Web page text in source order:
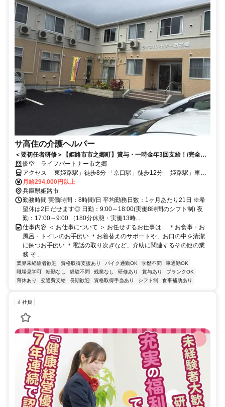
サ高住の介護ヘルパー
＜要初任者研修＞【姫路市市之郷町】賞与・一時金年3回支給！/完全週
休二日制/上場企業グループの介護ヘルパー社員
優空 ライフパートナー市之郷
アクセス 「東姫路駅」徒歩8分 「京口駅」徒歩12分 「姫路駅」車で6
分
月給294,000円以上
兵庫県姫路市
勤務時間 実働時間：8時間/日 平均勤務日数：1ヶ月あたり21日 ※希
望休は2日だせます◎ 日勤：9:00～18:00(実働8時間のシフト制) 夜
勤：17:00～9:00 （180分休憩・実働13時...
仕事内容 ＜ お仕事について ＞ お任せするお仕事は… ＊お食事・お
風呂・トイレのお手伝い ＊お着替えのサポートや、お口の中を清潔
に保つお手伝い ＊電話の取り次ぎなど、介助に関連するその他の業
務 そ...
業界未経験者歓迎 資格取得支援あり バイク通勤OK 学歴不問
車通勤OK
職場見学可
転勤なし 経験不問 残業なし 研修あり 賞与あり
ブランクOK
育休あり
交通費支給 長期歓迎 資格取得手当あり シフト制 食事補助あり
正社員